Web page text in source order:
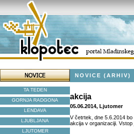
TA TEDEN
GORNJA RADGONA
LENDAVA
LJUBLJANA
LJUTOMER
NOVICE (ARHIV)
akcija
05.06.2014, Ljutomer
V četrtek, dne 5.6.2014
akcija v organizaciji. Vstop